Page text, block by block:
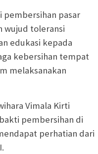
pembersihan pasar
wujud toleransi
edukasi kepada
kebersihan tempat
melaksanakan
Vimala Kirti
pembersihan di
perhatian dari